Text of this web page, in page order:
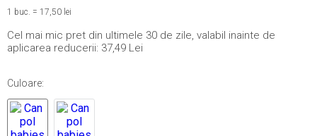
1 buc. = 17,50 lei
Cel mai mic pret din ultimele 30 de zile, valabil inainte de
aplicarea reducerii: 37,49 Lei
Culoare: